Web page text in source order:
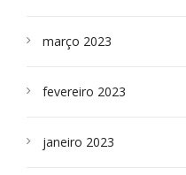
março 2023
fevereiro 2023
janeiro 2023